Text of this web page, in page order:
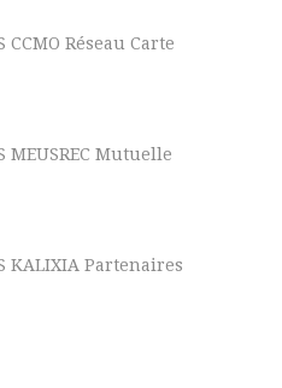
CCMO Réseau Carte
MEUSREC Mutuelle
KALIXIA Partenaires